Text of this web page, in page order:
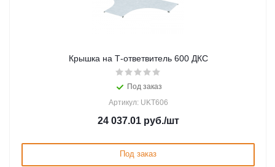
Крышка на Т-ответвитель 600 ДКС
Под заказ
Артикул: UKT606
24 037.01руб./шт
Под заказ